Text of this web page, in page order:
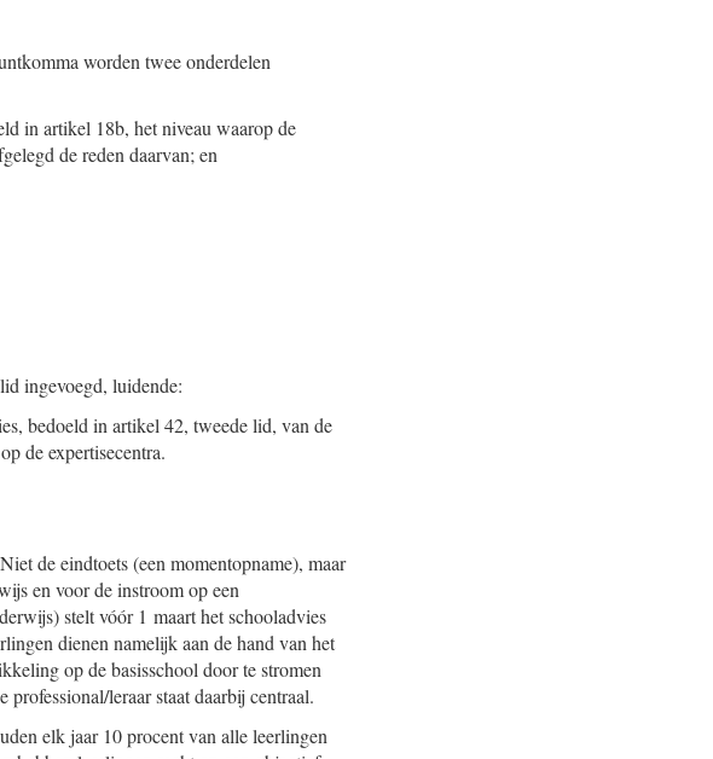
worden twee onderdelen
in artikel 18b, het niveau waarop de
de reden daarvan; en
ingevoegd, luidende:
bedoeld in artikel 42, tweede lid, van de
de expertisecentra.
de eindtoets (een momentopname), maar
en voor de instroom op een
stelt vóór 1 maart het schooladvies
dienen namelijk aan de hand van het
op de basisschool door te stromen
leraar staat daarbij centraal.
elk jaar 10 procent van alle leerlingen